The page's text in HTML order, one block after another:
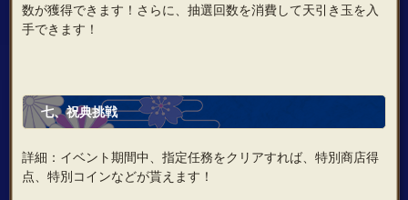
数が獲得できます！さらに、抽選回数を消費して天引き玉を入
手できます！
七、祝典挑戦
詳細：イベント期間中、指定任務をクリアすれば、特別商店得
点、特別コインなどが貰えます！